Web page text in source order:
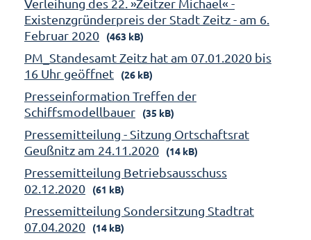
Verleihung des 22. »Zeitzer Michael« -
Existenzgründerpreis der Stadt Zeitz - am 6.
Februar 2020
(463 kB)
PM_Standesamt Zeitz hat am 07.01.2020 bis
16 Uhr geöffnet
(26 kB)
Presseinformation Treffen der
Schiffsmodellbauer
(35 kB)
Pressemitteilung - Sitzung Ortschaftsrat
Geußnitz am 24.11.2020
(14 kB)
Pressemitteilung Betriebsausschuss
02.12.2020
(61 kB)
Pressemitteilung Sondersitzung Stadtrat
07.04.2020
(14 kB)